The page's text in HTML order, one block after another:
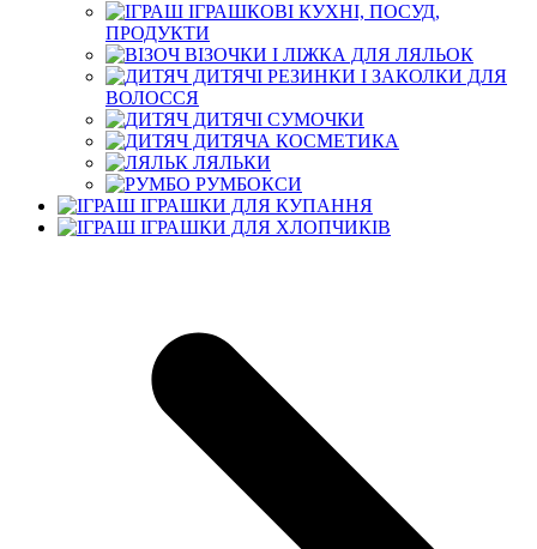
ІГРАШКОВІ КУХНІ, ПОСУД,
ПРОДУКТИ
ВІЗОЧКИ І ЛІЖКА ДЛЯ ЛЯЛЬОК
ДИТЯЧІ РЕЗИНКИ І ЗАКОЛКИ ДЛЯ
ВОЛОССЯ
ДИТЯЧІ СУМОЧКИ
ДИТЯЧА КОСМЕТИКА
ЛЯЛЬКИ
РУМБОКСИ
ІГРАШКИ ДЛЯ КУПАННЯ
ІГРАШКИ ДЛЯ ХЛОПЧИКІВ